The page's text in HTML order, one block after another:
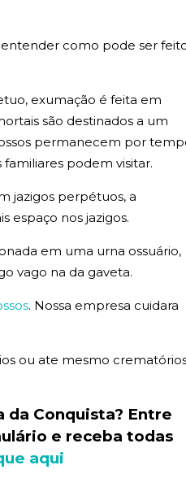
entender como pode ser
exumação é feita em
são destinados a um
permanecem por
podem visitar.
jazigos perpétuos, a
espaço nos jazigos.
em uma urna ossuário,
vago na da gaveta.
. Nossa empresa cuidara
ou ate mesmo
Conquista? Entre
e receba todas
aqui